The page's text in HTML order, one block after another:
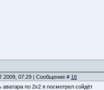
07:29 | Сообщение # 16
по 2x2 я посмотрел сойдёт